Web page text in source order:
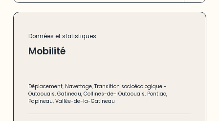
Données et statistiques
Mobilité
Déplacement, Navettage,Transition socioécologique -
Outaouais,Gatineau,Collines-de-l'Outaouais, Pontiac,
Papineau,Vallée-de-la-Gatineau